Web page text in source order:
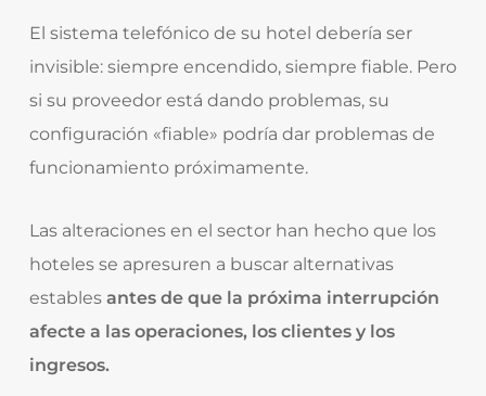
El sistema telefónico de su hotel debería ser
invisible: siempre encendido, siempre fiable. Pero
si su proveedor está dando problemas, su
configuración «fiable» podría dar problemas de
funcionamiento próximamente.
Las alteraciones en el sector han hecho que los
hoteles se apresuren a buscar alternativas
estables antes de que la próxima interrupción
afecte a las operaciones, los clientes y los
ingresos.